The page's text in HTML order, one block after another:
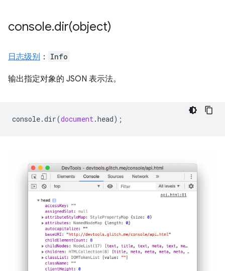
console.dir(object)
日志级别 ： Info
输出指定对象的 JSON 表示法。
console.dir(document.head);